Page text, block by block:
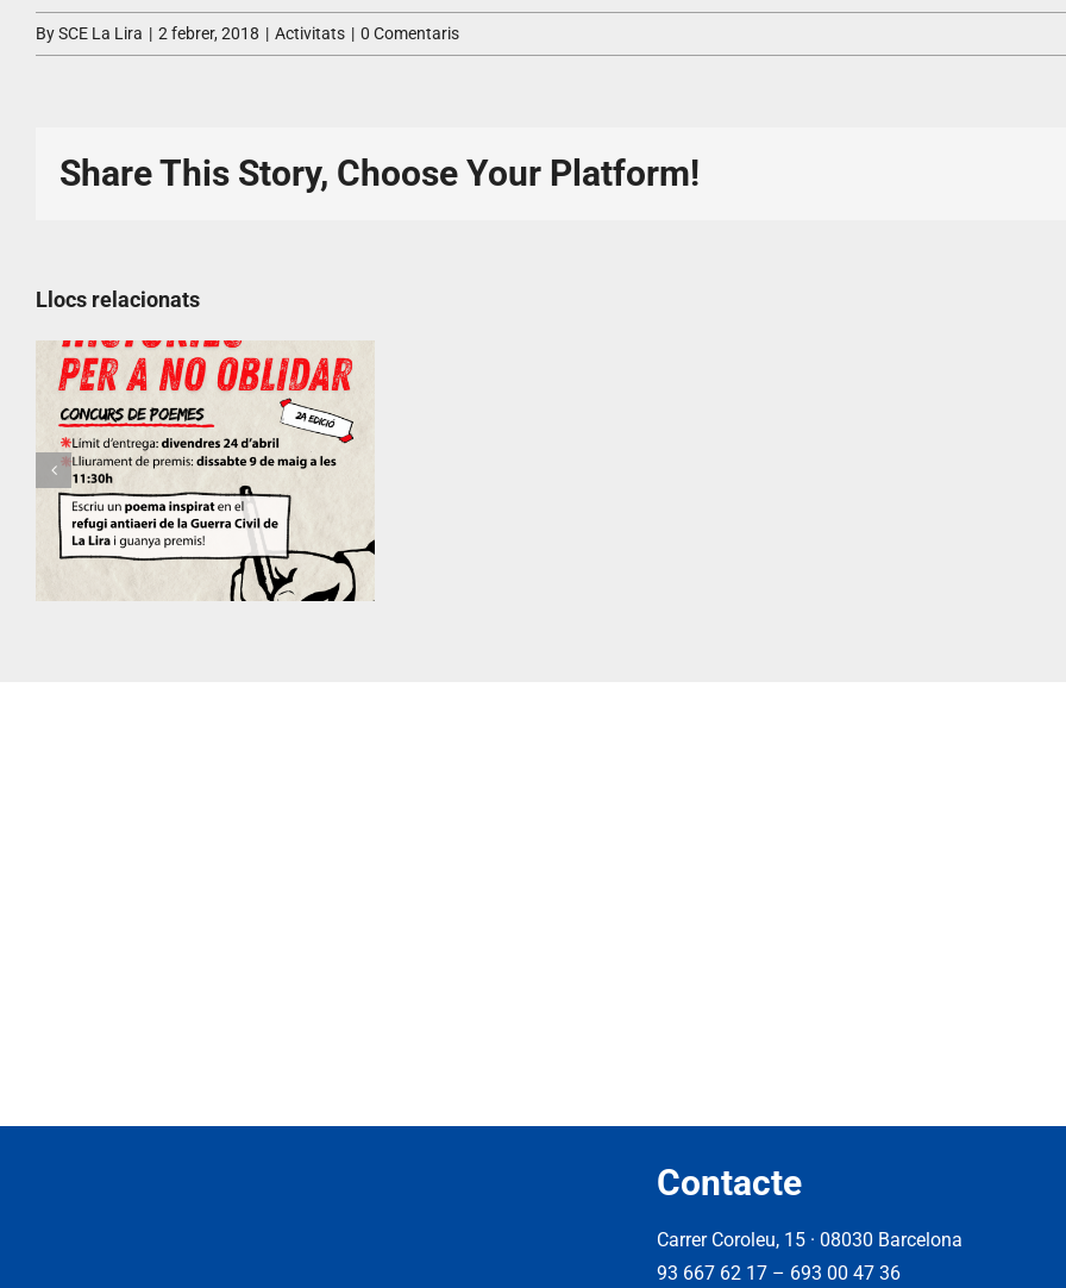
BySCE La Lira | 2 febrer, 2018 | Activitats | 0 Comentaris
Share This Story, Choose Your Platform!
Llocs relacionats
Contacte
Carrer Coroleu, 15 · 08030 Barcelona
93 667 62 17– 693 00 47 36